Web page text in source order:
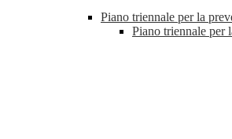
Piano triennale per la
Piano triennale per